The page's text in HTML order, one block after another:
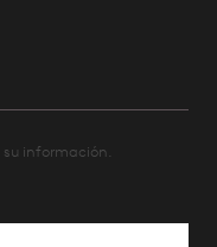
información.